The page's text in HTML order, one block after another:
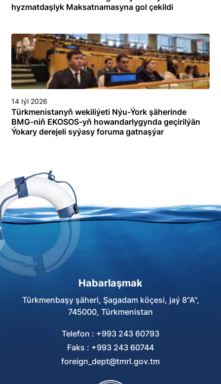
hyzmatdaşlyk Maksatnamasyna gol çekildi
14 Iýl 2026
Türkmenistanyň wekiliýeti Nýu-Ýork şäherinde
BMG-niň EKOSOS-yň howandarlygynda geçirilýän
Ýokary derejeli syýasy foruma gatnaşýar
Habarlaşmak
Türkmenbaşy şäheri, Şagadam köçesi, jaý 8"A",
745000, Türkmenistan
Telefon : +993 243 60793
Faks : +993 243 60744
foreign_dept@tmrl.gov.tm